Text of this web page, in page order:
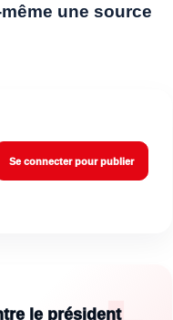
une source
Se connecter pour publier
le président